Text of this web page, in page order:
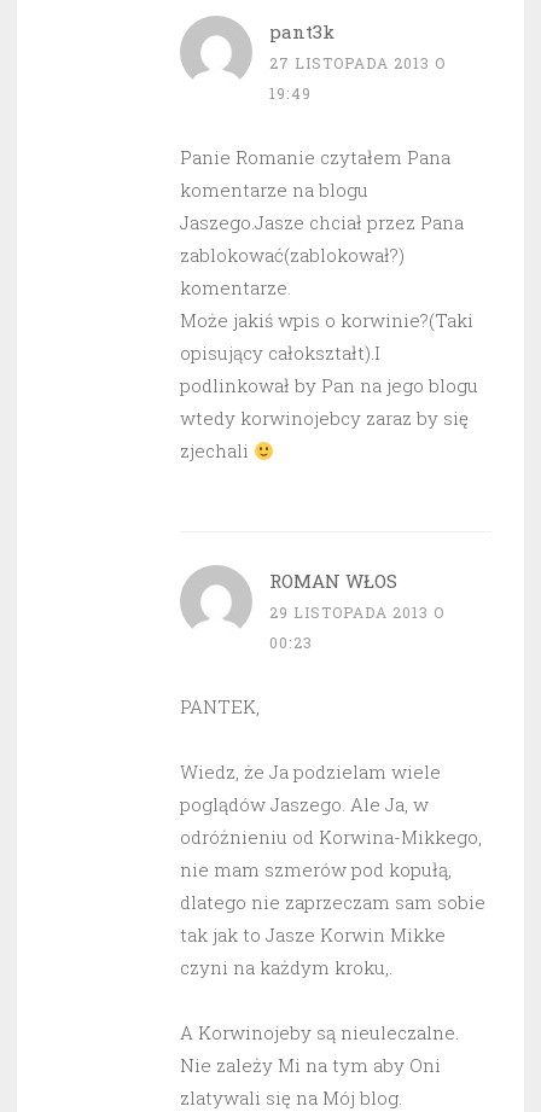
pant3k
27 LISTOPADA 2013 O
19:49
Panie Romanie czytałem Pana
komentarze na blogu
Jaszego.Jasze chciał przez Pana
zablokować(zablokował?)
komentarze.
Może jakiś wpis o korwinie?(Taki
opisujący całokształt).I
podlinkował by Pan na jego blogu
wtedy korwinojebcy zaraz by się
zjechali
ROMAN WŁOS
29 LISTOPADA 2013 O
00:23
PANTEK,
Wiedz, że Ja podzielam wiele
poglądów Jaszego. Ale Ja, w
odróżnieniu od Korwina-Mikkego,
nie mam szmerów pod kopułą,
dlatego nie zaprzeczam sam sobie
tak jak to Jasze Korwin Mikke
czyni na każdym kroku,.
A Korwinojeby są nieuleczalne.
Nie zależy Mi na tym aby Oni
zlatywali się na Mój blog.